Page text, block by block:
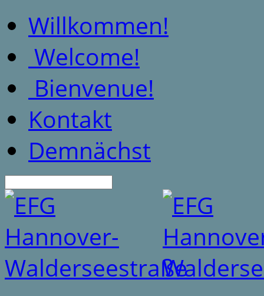
Willkommen!
Welcome!
Bienvenue!
Kontakt
Demnächst